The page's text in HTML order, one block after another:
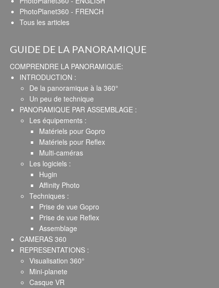
PhotoPlanet360 - FRENCH
Tous les articles
GUIDE DE LA PANORAMIQUE
COMPRENDRE LA PANORAMIQUE:
INTRODUCTION :
De la panoramique à la 360°
Un peu de technique
PANORAMIQUE PAR ASSEMBLAGE :
Les équipements :
Matériels pour Gopro
Matériels pour Reflex
Multi-caméras
Les logiciels :
Hugin
Affinity Photo
Techniques :
Prise de vue Gopro
Prise de vue Reflex
Assemblage
CAMERAS 360
REPRESENTATIONS :
Visualisation 360°
Mini-planete
Casque VR